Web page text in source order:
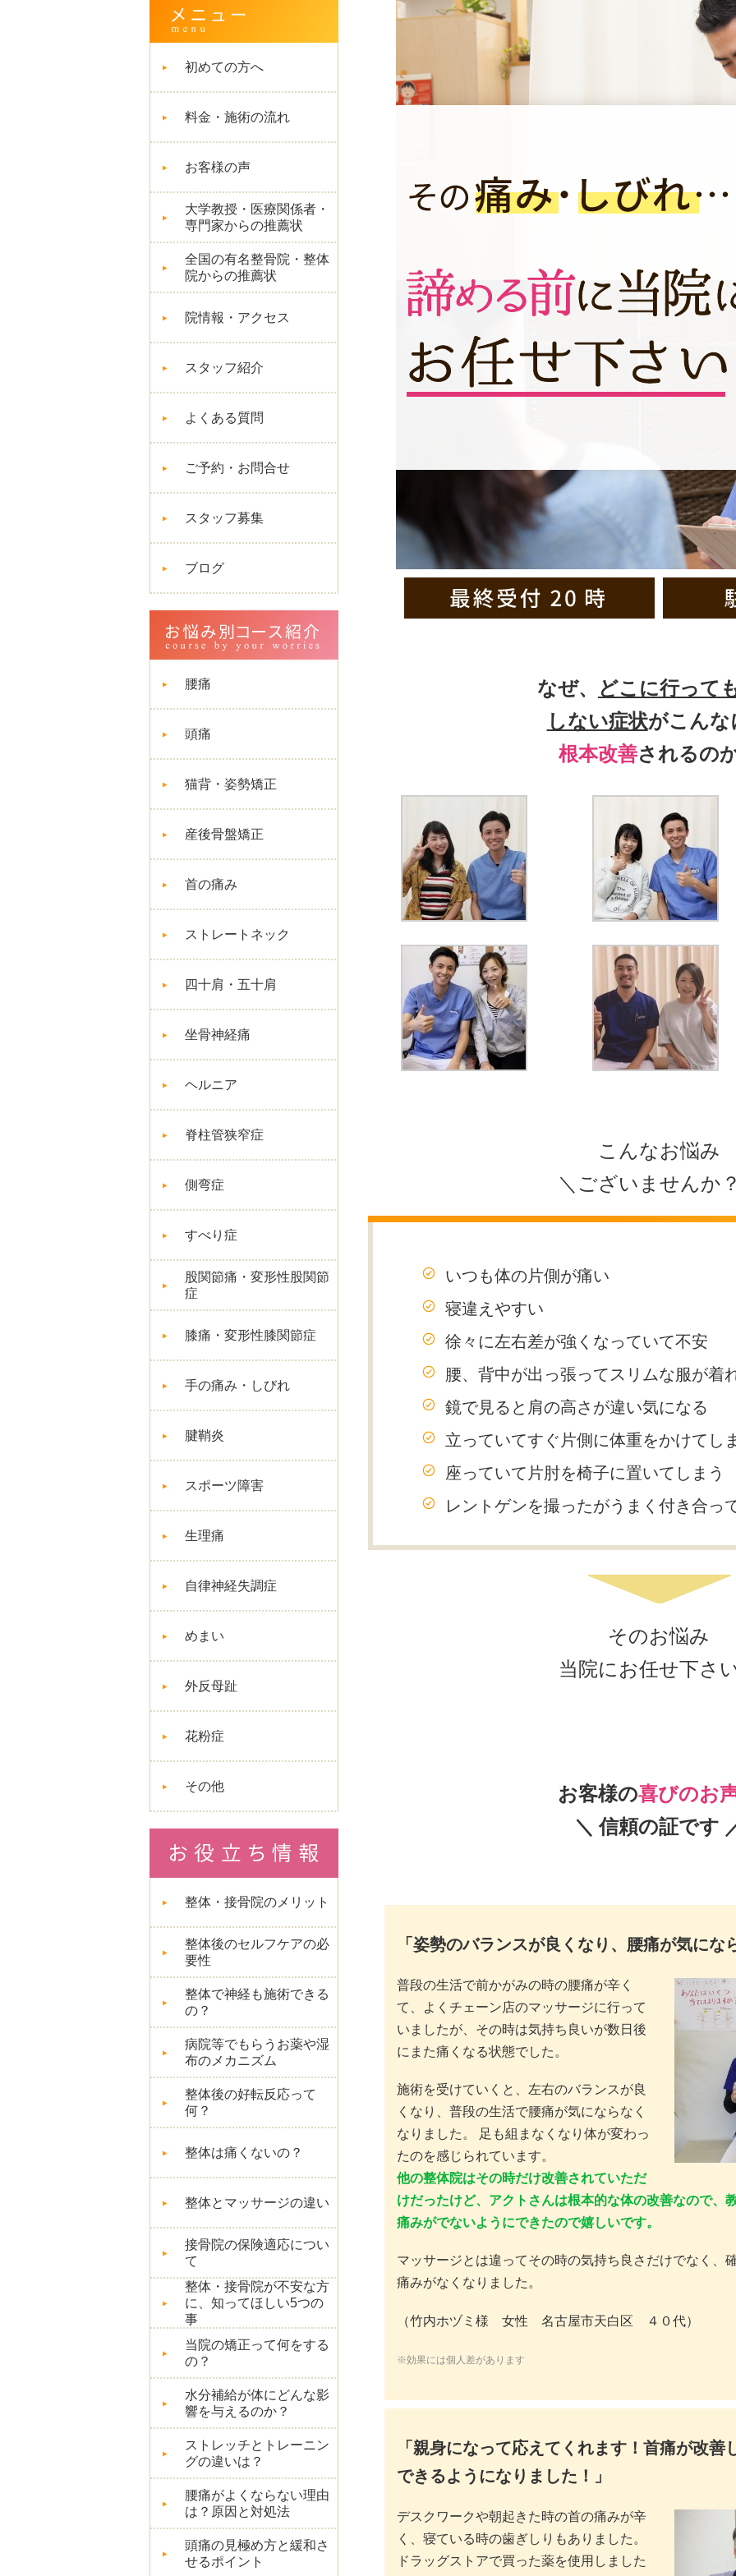
初めての方へ
料金・施術の流れ
お客様の声
大学教授・医療関係者・
専門家からの推薦状
全国の有名整骨院・整体
院からの推薦状
院情報・アクセス
スタッフ紹介
よくある質問
ご予約・お問合せ
スタッフ募集
ブログ
腰痛
頭痛
猫背・姿勢矯正
産後骨盤矯正
首の痛み
ストレートネック
四十肩・五十肩
坐骨神経痛
ヘルニア
脊柱管狭窄症
側弯症
すべり症
股関節痛・変形性股関節
症
膝痛・変形性膝関節症
手の痛み・しびれ
腱鞘炎
スポーツ障害
生理痛
自律神経失調症
めまい
外反母趾
花粉症
その他
整体・接骨院のメリット
整体後のセルフケアの必
要性
整体で神経も施術できる
の？
病院等でもらうお薬や湿
布のメカニズム
整体後の好転反応って
何？
整体は痛くないの？
整体とマッサージの違い
接骨院の保険適応につい
て
整体・接骨院が不安な方
に、知ってほしい5つの
事
当院の矯正って何をする
の？
水分補給が体にどんな影
響を与えるのか？
ストレッチとトレーニン
グの違いは？
腰痛がよくならない理由
は？原因と対処法
頭痛の見極め方と緩和さ
せるポイント
なぜ、
どこに行って
しない症状がこんな
根本改善されるの
こんなお悩み
＼ございませんか
いつも体の片側が痛い
寝違えやすい
徐々に左右差が強くなっていて不安
腰、背中が出っ張ってスリムな服が着
鏡で見ると肩の高さが違い気になる
立っていてすぐ片側に体重をかけてし
座っていて片肘を椅子に置いてしまう
レントゲンを撮ったがうまく付き合っ
そのお悩み
当院にお任せ下さ
お客様の喜びのお
＼ 信頼の証です
「姿勢のバランスが良くなり、腰痛が気にな
普段の生活で前かがみの時の腰痛が辛く
て、よくチェーン店のマッサージに行って
いましたが、その時は気持ち良いが数日後
にまた痛くなる状態でした。
施術を受けていくと、左右のバランスが良
くなり、普段の生活で腰痛が気にならなく
なりました。 足も組まなくなり体が変わっ
たのを感じられています。
他の整体院はその時だけ改善されていただ
けだったけど、アクトさんは根本的な体の改善なので、
痛みがでないようにできたので嬉しいです。
マッサージとは違ってその時の気持ち良さだけでなく、
痛みがなくなりました。
（竹内ホヅミ様 女性 名古屋市天白区 ４０代）
※効果には個人差があります
「親身になって応えてくれます！首痛が改善
できるようになりました！」
デスクワークや朝起きた時の首の痛みが辛
く、寝ている時の歯ぎしりもありました。
ドラッグストアで買った薬を使用しました